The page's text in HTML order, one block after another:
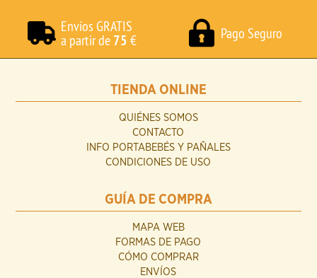
Envíos GRATIS
a partir de 75 € Pago Seguro
TIENDA ONLINE
QUIÉNES SOMOS
CONTACTO
INFO PORTABEBÉS Y PAÑALES
CONDICIONES DE USO
GUÍA DE COMPRA
MAPA WEB
FORMAS DE PAGO
CÓMO COMPRAR
ENVÍOS